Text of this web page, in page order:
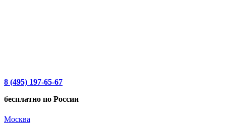
8 (495) 197-65-67
бесплатно по России
Москва